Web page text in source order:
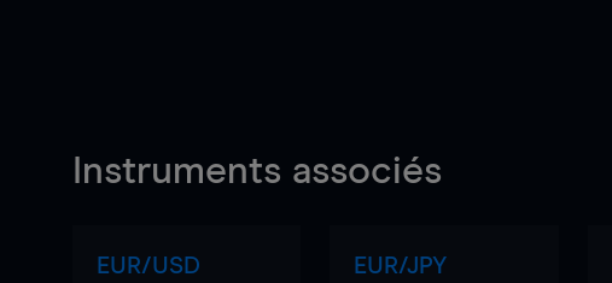
Instruments associés
EUR/USD EUR/JPY